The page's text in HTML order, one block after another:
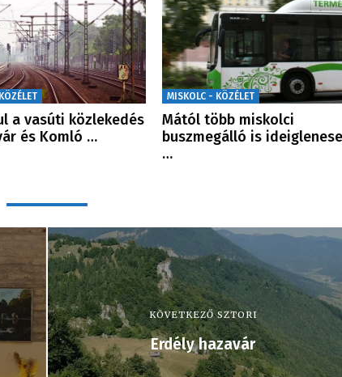
a vasúti közlekedés
és Komló …
MISKOLC - KÖZÉLET
Mától több miskolci
buszmegálló is
…
KÖVETKEZŐ SZTORI
Erdély hazavár